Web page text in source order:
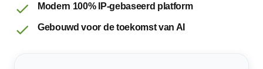
Modern 100% IP-gebaseerd platform
Gebouwd voor de toekomst van AI